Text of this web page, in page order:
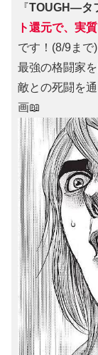
『TOUGH―タ
ト還元で、実
です！(8/9まで)
最強の格闘家
敵との死闘を
画📖